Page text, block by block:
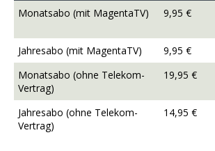
Monatsabo (mit MagentaTV)
9,95 €
Jahresabo (mit MagentaTV)
9,95 €
Monatsabo (ohne Telekom-
Vertrag)
19,95 €
Jahresabo (ohne Telekom-
Vertrag)
14,95 €